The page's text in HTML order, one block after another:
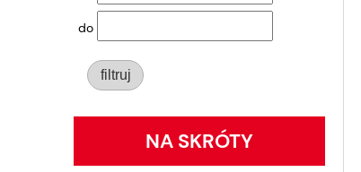
do
filtruj
NA SKRÓTY